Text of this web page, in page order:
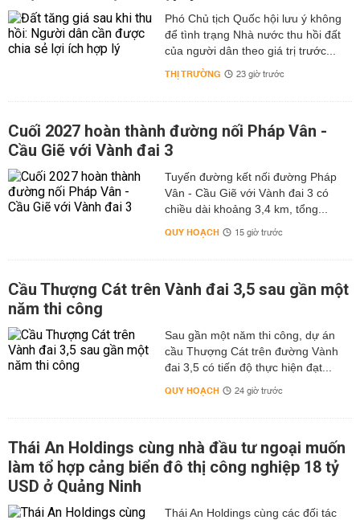
Phó Chủ tịch Quốc hội lưu ý không
để tình trạng Nhà nước thu hồi đất
của người dân theo giá trị trước...
THỊ TRƯỜNG 23 giờ trước
Cuối 2027 hoàn thành đường nối Pháp Vân -
Cầu Giẽ với Vành đai 3
Tuyến đường kết nối đường Pháp
Vân - Cầu Giẽ với Vành đai 3 có
chiều dài khoảng 3,4 km, tổng...
QUY HOẠCH 15 giờ trước
Cầu Thượng Cát trên Vành đai 3,5 sau gần một
năm thi công
Sau gần một năm thi công, dự án
cầu Thượng Cát trên đường Vành
đai 3,5 có tiến độ thực hiện đạt...
QUY HOẠCH 24 giờ trước
Thái An Holdings cùng nhà đầu tư ngoại muốn
làm tổ hợp cảng biển đô thị công nghiệp 18 tỷ
USD ở Quảng Ninh
Thái An Holdings cùng các đối tác